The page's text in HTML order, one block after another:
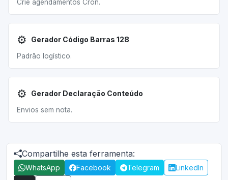
Crie agendamentos Cron.
⚙️ Gerador Código Barras 128
Padrão logístico.
⚙️ Gerador Declaração Conteúdo
Envios sem nota.
Compartilhe esta ferramenta:
WhatsApp Facebook Telegram
LinkedIn